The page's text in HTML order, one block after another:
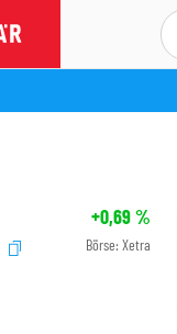
+0,69%
Börse: Xetra